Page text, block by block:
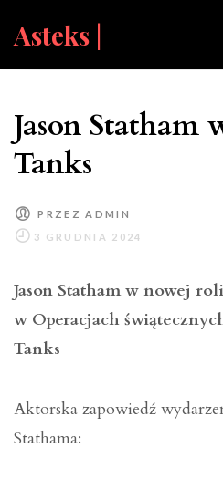
Asteks |
Jason Statham
Tanks
PRZEZADMIN
Jason Statham w nowej
w Operacjach
Tanks
Aktorska zapowiedź
Stathama: